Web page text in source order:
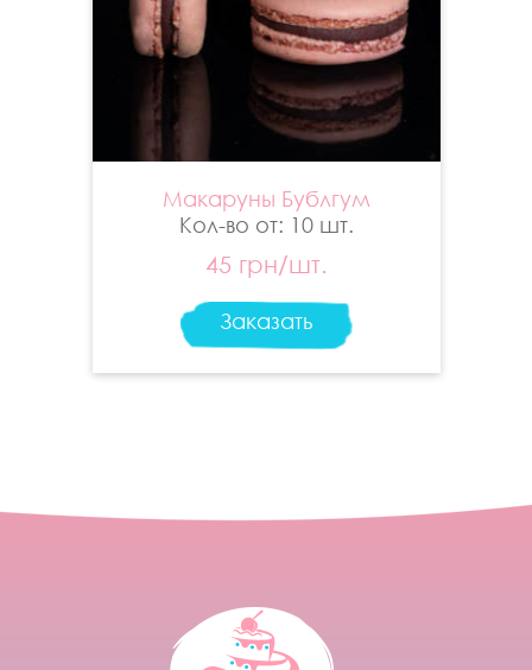
Макаруны Бублгум
Кол-во от: 10 шт.
45 грн/шт.
Заказать